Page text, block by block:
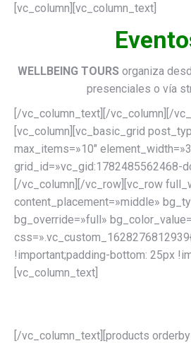
[vc_column][vc_column_text]
WELLBEING TOURS organiza
presenciales o vía
[/vc_column_text][/vc_column][/
[vc_column][vc_basic_grid
max_items=»10″
grid_id=»vc_gid:1782485562468-
[/vc_column][/vc_row][vc_row
content_placement=»middle»
bg_override=»full»
!important;padding-bottom: 25px
[vc_column_text]
[/vc_column_text][products